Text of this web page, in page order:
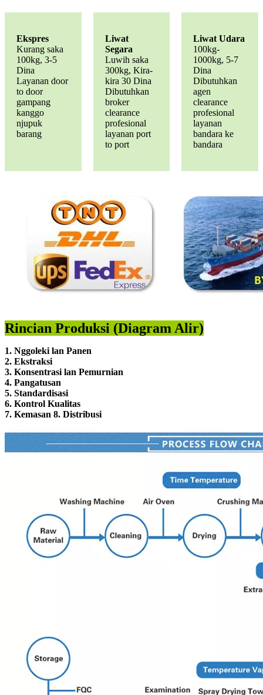
Ekspres
Kurang saka
100kg, 3-5
Dina
Layanan door
to door
gampang
kanggo
njupuk
barang
Liwat
Segara
Luwih saka
300kg, Kira-
kira 30 Dina
Dibutuhkan
broker
clearance
profesional
layanan port
to port
Liwat Udara
100kg-
1000kg, 5-7
Dina
Dibutuhkan
agen
clearance
profesional
layanan
bandara ke
bandara
Rincian Produksi (Diagram Alir)
1. Nggoleki lan Panen
2. Ekstraksi
3. Konsentrasi lan Pemurnian
4. Pangatusan
5. Standardisasi
6. Kontrol Kualitas
7. Kemasan 8. Distribusi